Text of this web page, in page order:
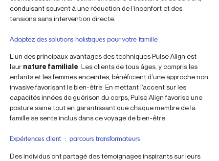
conduisant souvent à une réduction de l’inconfort et des
tensions sans intervention directe.
Adoptez des solutions holistiques pour votre famille
L’un des principaux avantages des techniques Pulse Align est
leur nature familiale . Les clients de tous âges, y compris les
enfants et les femmes enceintes, bénéficient d’une approche non
invasive favorisant le bien-être. En mettant l’accent sur les
capacités innées de guérison du corps, Pulse Align favorise une
posture saine tout en garantissant que chaque membre de la
famille se sente inclus dans ce voyage de bien-être.
Expériences client : parcours transformateurs
Des individus ont partagé des témoignages inspirants sur leurs